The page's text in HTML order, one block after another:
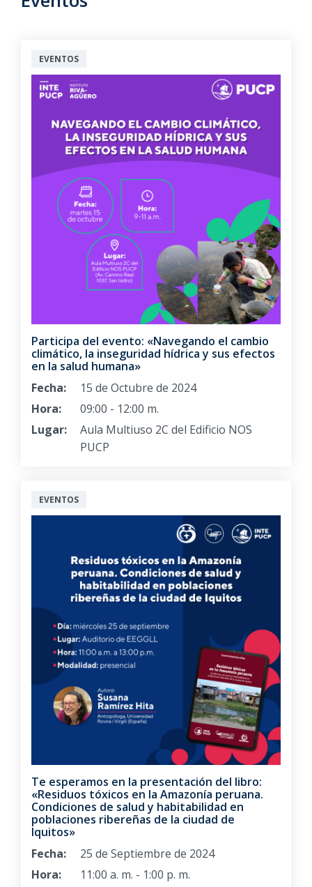
EVENTOS
Participa del evento: «Navegando el cambio
climático, la inseguridad hídrica y sus efectos
en la salud humana»
Fecha:
15 de Octubre de 2024
Hora:
09:00 - 12:00 m.
Lugar:
Aula Multiuso 2C del Edificio NOS
PUCP
EVENTOS
Te esperamos en la presentación del libro:
«Residuos tóxicos en la Amazonía peruana.
Condiciones de salud y habitabilidad en
poblaciones ribereñas de la ciudad de
Iquitos»
Fecha:
25 de Septiembre de 2024
Hora:
11:00 a. m. - 1:00 p. m.